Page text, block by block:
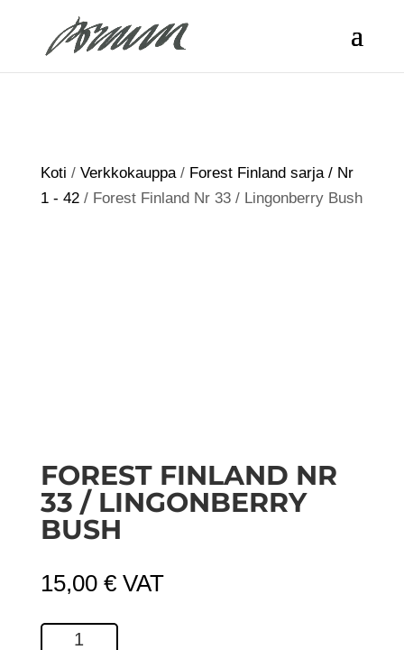
Koti / Verkkokauppa/ Forest Finland sarja / Nr
1 - 42/ Forest Finland Nr 33 / Lingonberry Bush
FOREST FINLAND NR
33 / LINGONBERRY
BUSH
15,00 € VAT
Forest